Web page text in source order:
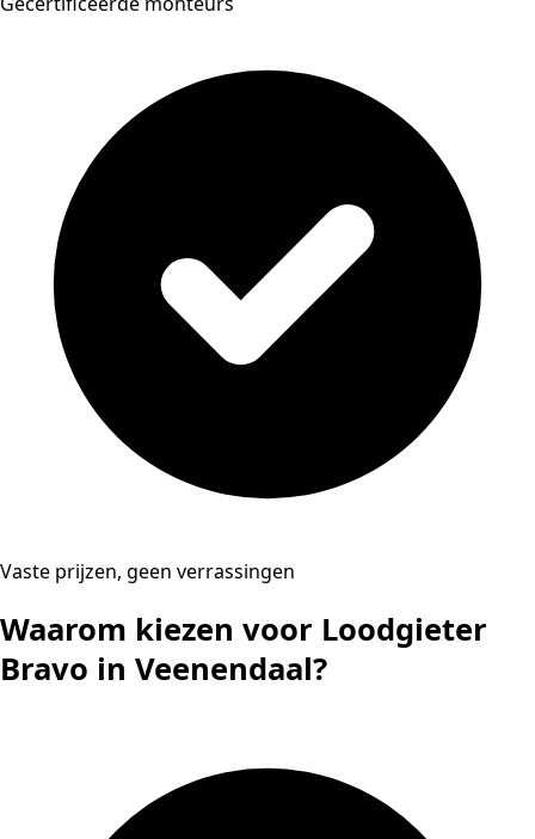
Vaste prijzen, geen verrassingen
Waarom kiezen voor Loodgieter
Bravo in Veenendaal?